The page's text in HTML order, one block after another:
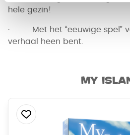
hele gezin!
· Met het “eeuwige spel”
verhaal heen bent.
My